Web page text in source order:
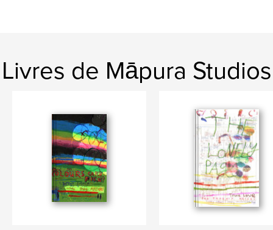
Livres de Māpura Studios